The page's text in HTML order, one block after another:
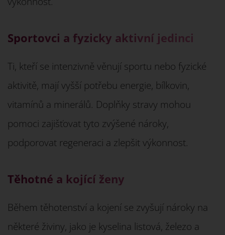
Sportovci a fyzicky aktivní jedinci
Ti, kteří se intenzivně věnují sportu nebo fyzické
aktivitě, mají vyšší potřebu energie, bílkovin,
vitamínů a minerálů. Doplňky stravy mohou
pomoci zajišťovat tyto zvýšené nároky,
podporovat regeneraci a zlepšit výkonnost.
Těhotné a kojící ženy
Během těhotenství a kojení se zvyšují nároky na
některé živiny, jako je kyselina listová, železo a